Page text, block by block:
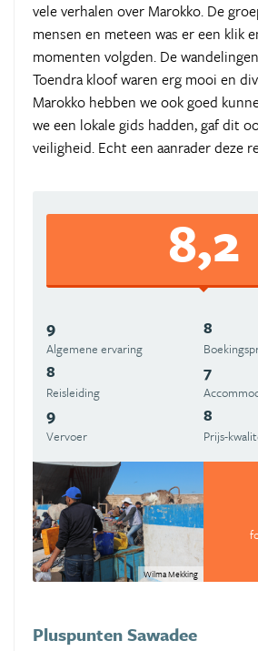
vele verhalen over Marokko. De
mensen en meteen was er een klik
momenten volgden. De
Toendra kloof waren erg mooi en
Marokko hebben we ook goed
we een lokale gids hadden, gaf dit
veiligheid. Echt een aanrader deze
8,2
9
Algemene ervaring
8
8
Reisleiding
7
9
Vervoer
8
Prijs-
Wilma Mekking
Pluspunten Sawadee